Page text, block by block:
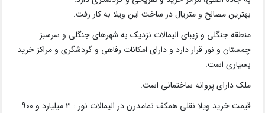
بهترین مصالح و متریال در ساخت این ویلا به کار رفت.
منطقه جنگلی و زیبای الیمالات نزدیک به شهرهای جنگلی و سرسبز
چمستان و نور قرار دارد و دارای امکانات رفاهی و گردشگری و مراکز خرید
بسیاری است.
ملک دارای پروانه ساختمانی است.
قیمت خرید ویلا نقلی همکف نمامدرن در الیمالات نور : 3 میلیارد و 900